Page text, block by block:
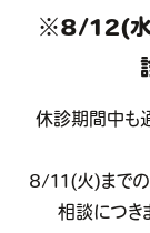
※8/12(水
休診期間中も
8/11(火)までの
相談につき